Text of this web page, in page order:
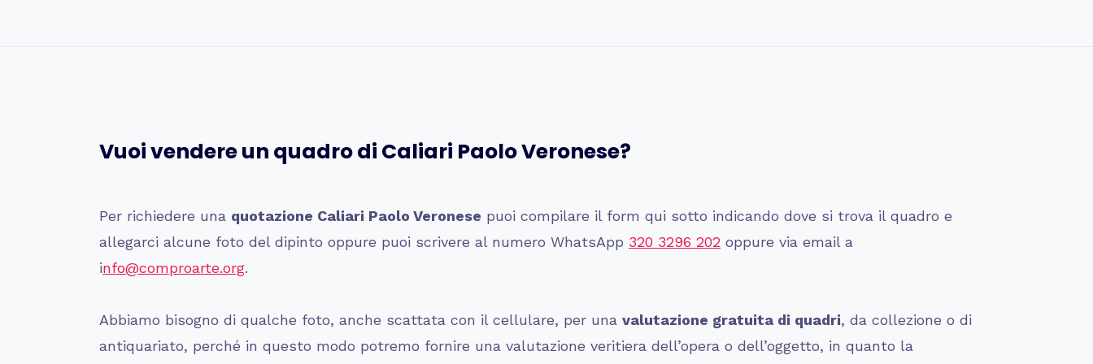
Vuoi vendere un quadro di Caliari Paolo Veronese?
Per richiedere una quotazione Caliari Paolo Veronese puoi compilare il form qui sotto indicando dove si trova il quadro e
allegarci alcune foto del dipinto oppure puoi scrivere al numero WhatsApp 320 3296 202 oppure via email a
info@comproarte.org.
Abbiamo bisogno di qualche foto, anche scattata con il cellulare, per una valutazione gratuita di quadri, da collezione o di
antiquariato, perché in questo modo potremo fornire una valutazione veritiera dell’opera o dell’oggetto, in quanto la